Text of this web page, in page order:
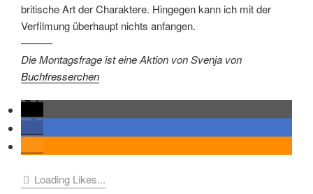
britische Art der Charaktere. Hingegen kann ich mit der
Verfilmung überhaupt nichts anfangen.
———
Die Montagsfrage ist eine Aktion von Svenja von
Buchfresserchen
Loading Likes...